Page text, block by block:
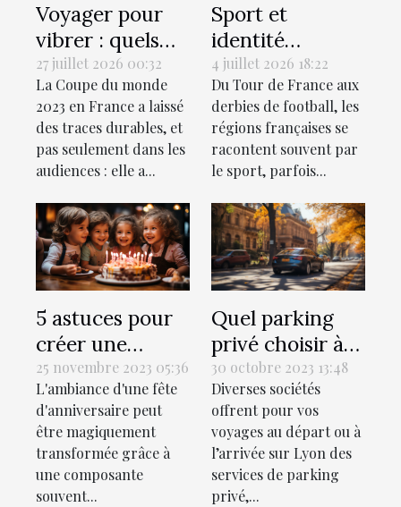
Voyager pour
vibrer : quels
sont les stades
de rugby à
visiter
absolument ?
27 juillet 2026 00:32
La Coupe du monde
2023 en France a laissé
des traces durables, et
pas seulement dans les
audiences : elle a...
Sport et
identité
régionale : le
match invisible
des territoires
4 juillet 2026 18:22
Du Tour de France aux
derbies de football, les
régions françaises se
racontent souvent par
le sport, parfois...
5 astuces pour
créer une
playlist
personnalisée
pour la fête
d'anniversaire
parfaite
25 novembre 2023 05:36
L'ambiance d'une fête
d'anniversaire peut
être magiquement
transformée grâce à
une composante
souvent...
Quel parking
privé choisir à
Lyon lors de vos
voyages ?
30 octobre 2023 13:48
Diverses sociétés
offrent pour vos
voyages au départ ou à
l’arrivée sur Lyon des
services de parking
privé,...